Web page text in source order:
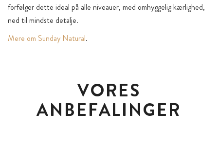
forfølger dette ideal på alle niveauer, med omhyggelig kærlighed,
ned til mindste detalje.
Mere om Sunday Natural.
VORES
ANBEFALINGER